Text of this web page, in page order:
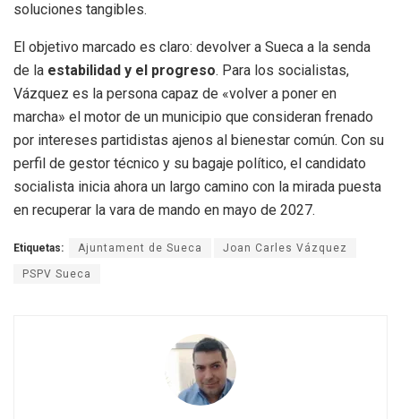
soluciones tangibles.
El objetivo marcado es claro: devolver a Sueca a la senda
de la estabilidad y el progreso. Para los socialistas,
Vázquez es la persona capaz de «volver a poner en
marcha» el motor de un municipio que consideran frenado
por intereses partidistas ajenos al bienestar común. Con su
perfil de gestor técnico y su bagaje político, el candidato
socialista inicia ahora un largo camino con la mirada puesta
en recuperar la vara de mando en mayo de 2027.
Etiquetas: Ajuntament de Sueca Joan Carles Vázquez
PSPV Sueca